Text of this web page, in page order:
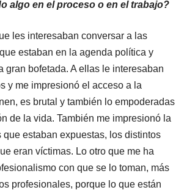
algo en el proceso o en el trabajo?
les interesaban conversar a las
estaban en la agenda política y
gran bofetada. A ellas le interesaban
y me impresionó el acceso a la
es brutal y también lo empoderadas
de la vida. También me impresionó la
estaban expuestas, los distintos
eran víctimas. Lo otro que me ha
con que se lo toman, más
profesionales, porque lo que están